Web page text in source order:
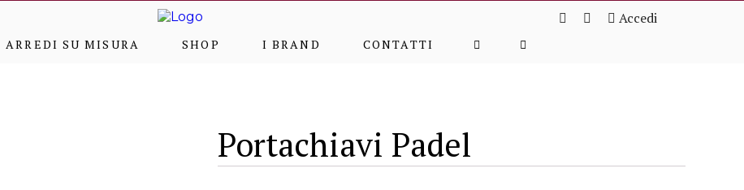
Accedi
ARREDI SU MISURA SHOP I BRAND CONTATTI
Portachiavi Padel